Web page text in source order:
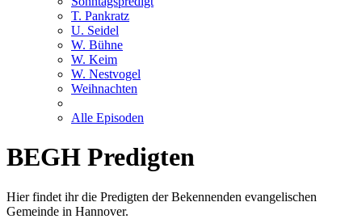
T. Pankratz
U. Seidel
W. Bühne
W. Keim
W. Nestvogel
Weihnachten
Alle Episoden
BEGH Predigten
Hier findet ihr die Predigten der Bekennenden evangelischen
Gemeinde in Hannover.